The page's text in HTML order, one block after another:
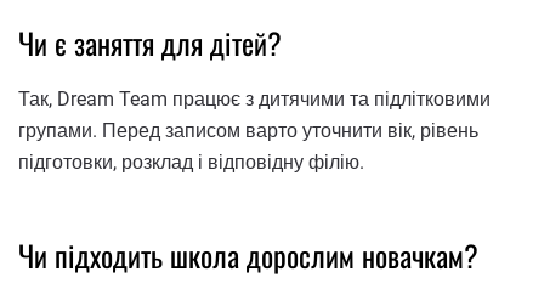
Чи є заняття для дітей?
Так, Dream Team працює з дитячими та підлітковими
групами. Перед записом варто уточнити вік, рівень
підготовки, розклад і відповідну філію.
Чи підходить школа дорослим новачкам?